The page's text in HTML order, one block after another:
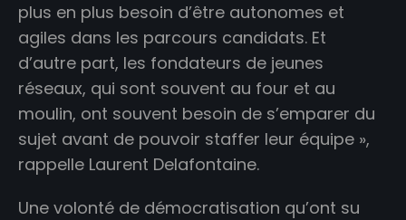
plus en plus besoin d’être autonomes et
agiles dans les parcours candidats. Et
d’autre part, les fondateurs de jeunes
réseaux, qui sont souvent au four et au
moulin, ont souvent besoin de s’emparer du
sujet avant de pouvoir staffer leur équipe »,
rappelle Laurent Delafontaine.
Une volonté de démocratisation qu’ont su